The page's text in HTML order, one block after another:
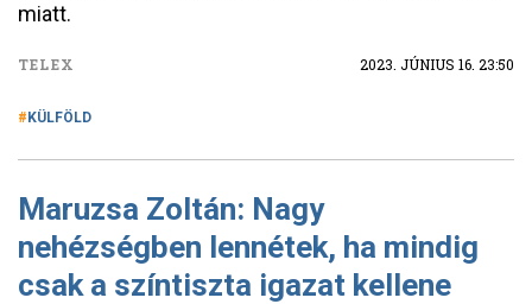
miatt.
TELEX 2023. JÚNIUS 16. 23:50
KÜLFÖLD
Maruzsa Zoltán: Nagy
nehézségben lennétek, ha mindig
csak a színtiszta igazat kellene